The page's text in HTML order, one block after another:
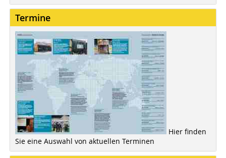
Termine
Hier finden
Sie eine Auswahl von aktuellen Terminen